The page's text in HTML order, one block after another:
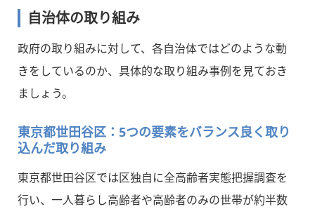
自治体の取り組み
政府の取り組みに対して、各自治体ではどのような動
きをしているのか、具体的な取り組み事例を見ておき
ましょう。
東京都世田谷区：5つの要素をバランス良く取り
込んだ取り組み
東京都世田谷区では区独自に全高齢者実態把握調査を
行い、一人暮らし高齢者や高齢者のみの世帯が約半数